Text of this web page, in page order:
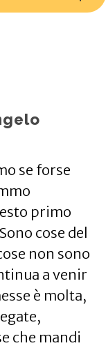
se forse
primo
cose del
non sono
a venir
è molta,
che mandi